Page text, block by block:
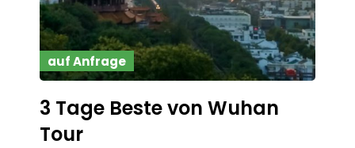
auf Anfrage
3 Tage Beste von Wuhan
Tour